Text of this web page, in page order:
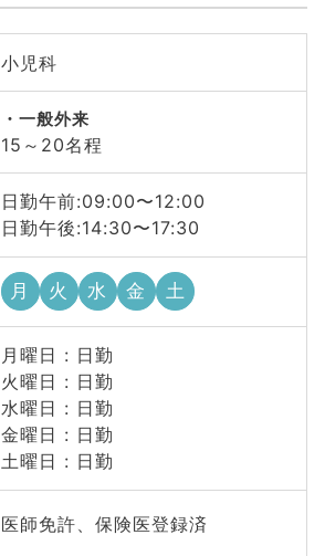
小児科
一般外来
15～20名程
日勤午前:09:00〜12:00
日勤午後:14:30〜17:30
月 火 水 金 土
月曜日 : 日勤
火曜日 : 日勤
水曜日 : 日勤
金曜日 : 日勤
土曜日 : 日勤
医師免許、保険医登録済